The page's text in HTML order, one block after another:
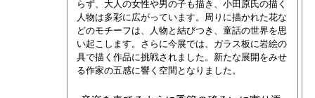
らず、大人の女性や男の子も描き、小田原氏の描く
人物は多彩に広がっています。周りに描かれた花な
どのモチーフは、人物と結びつき、童話の世界を思
い起こします。さらに今展では、ガラス板に岩絵の
具で描く作品に挑戦されました。新たな展開をみせ
る作家の五感に響く空間となりました。